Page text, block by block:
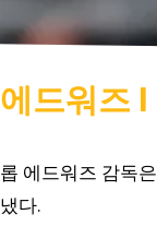
에드워즈 |
롭 에드워즈 감독
냈다.